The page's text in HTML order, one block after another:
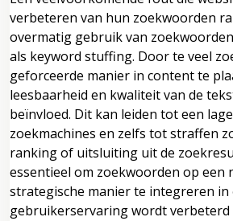
verbeteren van hun zoekwoorden
overmatig gebruik van
als keyword stuffing. Door te veel
geforceerde manier in content te
leesbaarheid en kwaliteit van de
beïnvloed. Dit kan leiden tot een
zoekmachines en zelfs tot straffen
ranking of uitsluiting uit de
essentieel om zoekwoorden op een
strategische manier te integreren in
gebruikerservaring wordt verbeterd